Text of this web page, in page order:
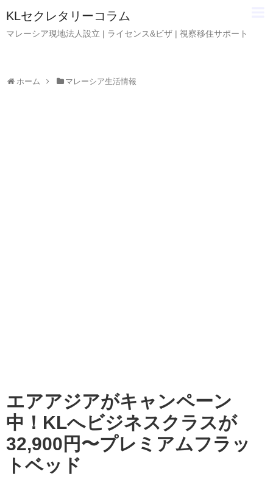
KLセクレタリーコラム
マレーシア現地法人設立 | ライセンス&ビザ | 視察移住サポート
ホーム マレーシア生活情報
エアアジアがキャンペーン
中！KLへビジネスクラスが
32,900円〜プレミアムフラッ
トベッド